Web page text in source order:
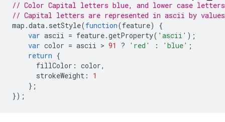
// Color Capital letters blue, and lower case
// Capital letters are represented in ascii by
map .data. setStyle(function(feature)
{
var ascii = feature.getProperty( 'ascii' );
var color = ascii > 91 ? 'red' : 'blue' ;
return {
fillColor : color,
strokeWeight :
1
};
});